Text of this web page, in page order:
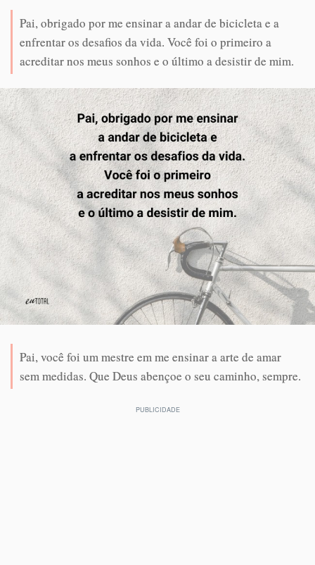
Pai, obrigado por me ensinar a andar de bicicleta e a
enfrentar os desafios da vida. Você foi o primeiro a
acreditar nos meus sonhos e o último a desistir de mim.
Pai, você foi um mestre em me ensinar a arte de amar
sem medidas. Que Deus abençoe o seu caminho, sempre.